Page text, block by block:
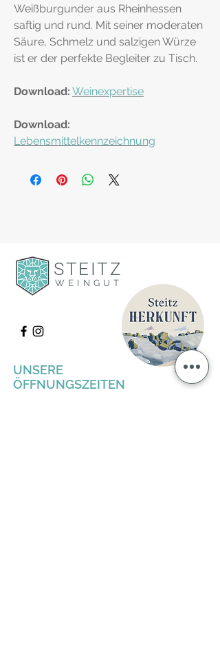
Weißburgunder aus Rheinhessen
saftig und rund. Mit seiner moderaten
Säure, Schmelz und salzigen Würze
ist er der perfekte Begleiter zu Tisch.
Download: Weinexpertise
Download:
Lebensmittelkennzeichnung
STEITZ
WEINGUT
UNSERE
ÖFFNUNGSZEITEN